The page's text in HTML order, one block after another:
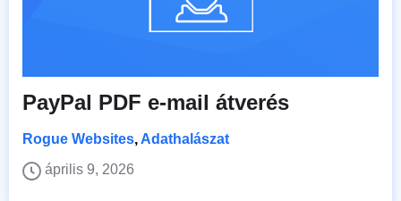
PayPal PDF e-mail átverés
Rogue Websites, Adathalászat
április 9, 2026